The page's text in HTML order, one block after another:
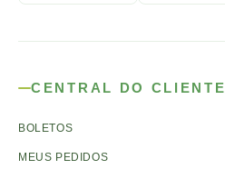
CENTRAL DO CLIENTE
BOLETOS
MEUS PEDIDOS